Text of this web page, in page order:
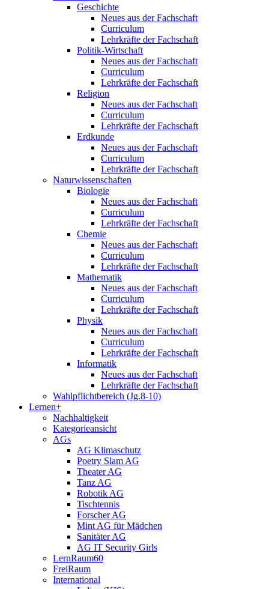
Geschichte
Neues aus der Fachschaft
Curriculum
Lehrkräfte der Fachschaft
Politik-Wirtschaft
Neues aus der Fachschaft
Curriculum
Lehrkräfte der Fachschaft
Religion
Neues aus der Fachschaft
Curriculum
Lehrkräfte der Fachschaft
Erdkunde
Neues aus der Fachschaft
Curriculum
Lehrkräfte der Fachschaft
Naturwissenschaften
Biologie
Neues aus der Fachschaft
Curriculum
Lehrkräfte der Fachschaft
Chemie
Neues aus der Fachschaft
Curriculum
Lehrkräfte der Fachschaft
Mathematik
Neues aus der Fachschaft
Curriculum
Lehrkräfte der Fachschaft
Physik
Neues aus der Fachschaft
Curriculum
Lehrkräfte der Fachschaft
Informatik
Neues aus der Fachschaft
Lehrkräfte der Fachschaft
Wahlpflichtbereich (Jg.8-10)
Lernen+
Nachhaltigkeit
Kategorieansicht
AGs
AG Klimaschutz
Poetry Slam AG
Theater AG
Tanz AG
Robotik AG
Tischtennis
Forscher AG
Mint AG für Mädchen
Sanitäter AG
AG IT Security Girls
LernRaum60
FreiRaum
International